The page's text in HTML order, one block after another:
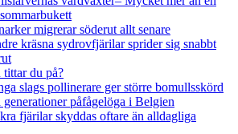
migrerar söderut allt senare
kräsna sydrovfjärilar sprider sig snabbt
tittar du på?
slags pollinerare ger större bomullsskörd
generationer påfågelöga i Belgien
fjärilar skyddas oftare än alldagliga